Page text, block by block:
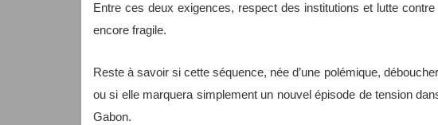
Entre ces deux exigences, respect des institutions et lutte
encore fragile.
Reste à savoir si cette séquence, née d’une polémique,
ou si elle marquera simplement un nouvel épisode de tension
Gabon.